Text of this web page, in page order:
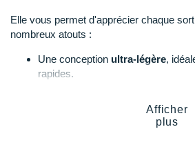
Elle vous permet d'apprécier chaque
nombreux atouts :
Une conception ultra-légère,
rapides.
Des transitions facilitées et un
Un mesh tissé respirant et stretch.
Afficher
plus
Thuasne
Under Armour